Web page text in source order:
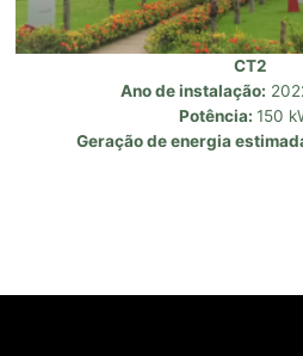
CT2
Ano de instalação:
Potência: 150
Geração de energia